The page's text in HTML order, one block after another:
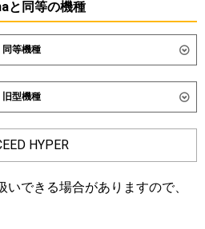
と同等の機種
同等機種
SSRG80DT
GWXA08013MUB
DHRMP80LF6
PLZ-ZRMP80L6
ZRMP80LF6
GP80RGH8
旧型機種
SSRG80CNT
SSRG80BYT
SSRG80BJNT
SSRG80BFNT
HYPER
できる場合がありますので、